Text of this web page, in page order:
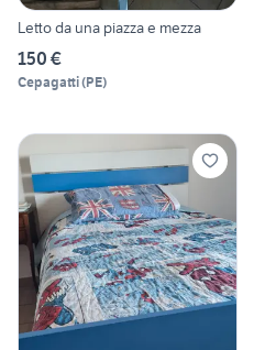
Letto da una piazza e mezza
150 €
Cepagatti(PE)